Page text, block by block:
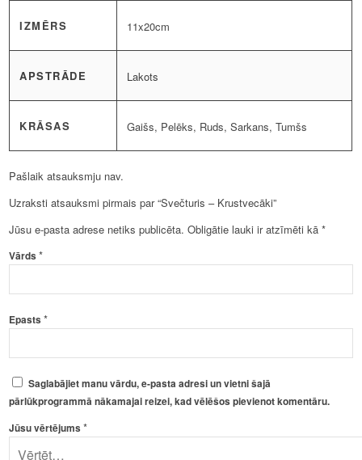
IZMĒRS 11x20cm
APSTRĀDE Lakots
KRĀSAS Gaišs, Pelēks, Ruds, Sarkans, Tumšs
Pašlaik atsauksmju nav.
Uzraksti atsauksmi pirmais par “Svečturis – Krustvecāki”
Jūsu e-pasta adrese netiks publicēta. Obligātie lauki ir atzīmēti kā*
Vārds*
Epasts*
Saglabājiet manu vārdu, e-pasta adresi un vietni šajā
pārlūkprogrammā nākamajai reizei, kad vēlēšos pievienot komentāru.
Jūsu vērtējums*